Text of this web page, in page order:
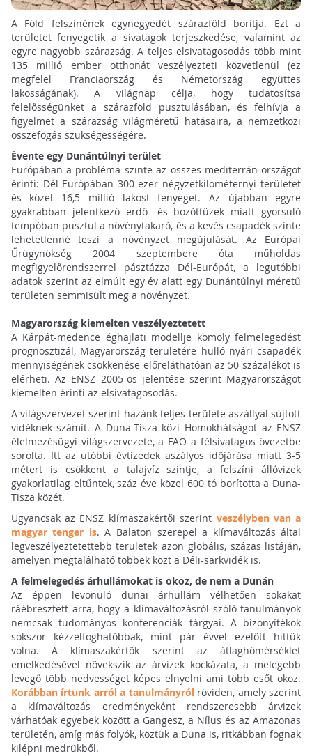
A Föld felszínének egynegyedét szárazföld borítja. Ezt a
területet fenyegetik a sivatagok terjeszkedése, valamint az
egyre nagyobb szárazság. A teljes elsivatagosodás több mint
135 millió ember otthonát veszélyezteti közvetlenül (ez
megfelel Franciaország és Németország együttes
lakosságának). A világnap célja, hogy tudatosítsa
felelősségünket a szárazföld pusztulásában, és felhívja a
figyelmet a szárazság világméretű hatásaira, a nemzetközi
összefogás szükségességére.
Évente egy Dunántúlnyi terület
Európában a probléma szinte az összes mediterrán országot
érinti: Dél-Európában 300 ezer négyzetkilométernyi területet
és közel 16,5 millió lakost fenyeget. Az újabban egyre
gyakrabban jelentkező erdő- és bozóttüzek miatt gyorsuló
tempóban pusztul a növénytakaró, és a kevés csapadék szinte
lehetetlenné teszi a növényzet megújulását. Az Európai
Űrügynökség 2004 szeptembere óta műholdas
megfigyelőrendszerrel pásztázza Dél-Európát, a legutóbbi
adatok szerint az elmúlt egy év alatt egy Dunántúlnyi méretű
területen semmisült meg a növényzet.
Magyarország kiemelten veszélyeztetett
A Kárpát-medence éghajlati modellje komoly felmelegedést
prognosztizál, Magyarország területére hulló nyári csapadék
mennyiségének csökkenése előreláthatóan az 50 százalékot is
elérheti. Az ENSZ 2005-ös jelentése szerint Magyarországot
kiemelten érinti az elsivatagosodás.
A világszervezet szerint hazánk teljes területe aszállyal sújtott
vidéknek számít. A Duna-Tisza közi Homokhátságot az ENSZ
élelmezésügyi világszervezete, a FAO a félsivatagos övezetbe
sorolta. Itt az utóbbi évtizedek aszályos időjárása miatt 3-5
métert is csökkent a talajvíz szintje, a felszíni állóvizek
gyakorlatilag eltűntek, száz éve közel 600 tó borította a Duna-
Tisza közét.
Ugyancsak az ENSZ klímaszakértői szerint veszélyben van a
magyar tenger is. A Balaton szerepel a klímaváltozás által
legveszélyeztetettebb területek azon globális, százas listáján,
amelyen megtalálható többek közt a Déli-sarkvidék is.
A felmelegedés árhullámokat is okoz, de nem a Dunán
Az éppen levonuló dunai árhullám vélhetően sokakat
ráébresztett arra, hogy a klímaváltozásról szóló tanulmányok
nemcsak tudományos konferenciák tárgyai. A bizonyítékok
sokszor kézzelfoghatóbbak, mint pár évvel ezelőtt hittük
volna. A klímaszakértők szerint az átlaghőmérséklet
emelkedésével növekszik az árvizek kockázata, a melegebb
levegő több nedvességet képes elnyelni ami több esőt okoz.
Korábban írtunk arról a tanulmányrólröviden, amely szerint
a klímaváltozás eredményeként rendszeresebb árvizek
várhatóak egyebek között a Gangesz, a Nílus és az Amazonas
területén, amíg más folyók, köztük a Duna is, ritkábban fognak
kilépni medrükből.